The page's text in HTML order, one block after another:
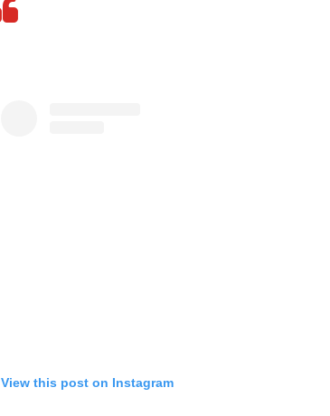
View this post on Instagram